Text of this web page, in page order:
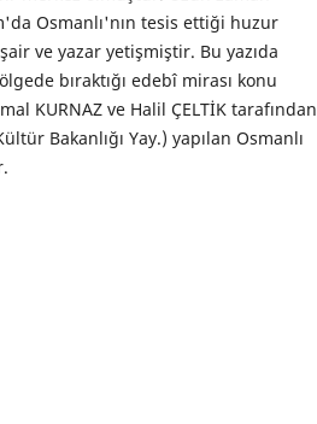
Osmanlı'nın tesis ettiği huzur
ve yazar yetişmiştir. Bu yazıda
bıraktığı edebî mirası konu
KURNAZ ve Halil ÇELTİK tarafından
Bakanlığı Yay.) yapılan Osmanlı